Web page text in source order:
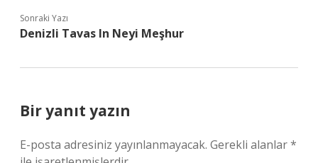
Sonraki Yazı
Denizli Tavas In Neyi Meşhur
Bir yanıt yazın
E-posta adresiniz yayınlanmayacak. Gerekli alanlar*